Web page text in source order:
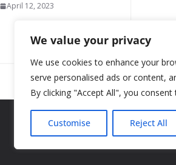
We value your privacy
We use cookies to enhance your
serve personalised ads or content,
By clicking "Accept All", you
Customise Reject All
April 12, 2023